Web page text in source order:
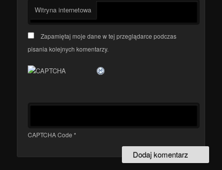
Witryna internetowa
Zapamiętaj moje dane w tej przeglądarce podczas
pisania kolejnych komentarzy.
CAPTCHA Code *